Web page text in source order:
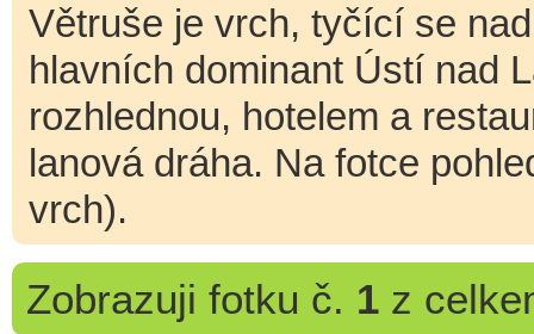
Větruše je vrch, tyčící se
hlavních dominant Ústí nad
rozhlednou, hotelem a
lanová dráha. Na fotce
vrch).
Zobrazuji fotku č. 1z